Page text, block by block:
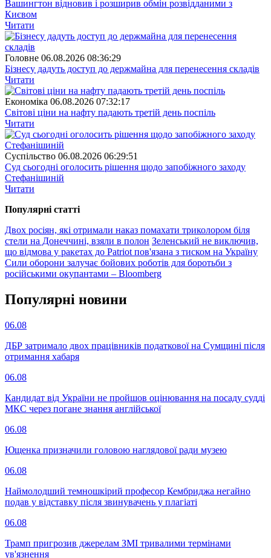
Вашингтон відновив і розширив обмін розвідданими з
Києвом
Читати
Головне 06.08.2026 08:36:29
Бізнесу дадуть доступ до держмайна для перенесення складів
Читати
Економіка 06.08.2026 07:32:17
Світові ціни на нафту падають третій день поспіль
Читати
Суспiльство 06.08.2026 06:29:51
Суд сьогодні оголосить рішення щодо запобіжного заходу
Стефанішиній
Читати
Популярнi статтi
Двох росіян, які отримали наказ помахати триколором біля
стели на Донеччині, взяли в полон Зеленський не виключив,
що відмова у ракетах до Patriot пов'язана з тиском на Україну
Сили оборони залучає бойових роботів для боротьби з
російськими окупантами – Bloomberg
Популярнi новини
06.08
ДБР затримало двох працівників податкової на Сумщині після
отримання хабаря
06.08
Кандидат від України не пройшов оцінювання на посаду судді
МКС через погане знання англійської
06.08
Ющенка призначили головою наглядової ради музею
06.08
Наймолодший темношкірий професор Кембриджа негайно
подав у відставку після звинувачень у плагіаті
06.08
Трамп пригрозив джерелам ЗМІ тривалими термінами
ув'язнення